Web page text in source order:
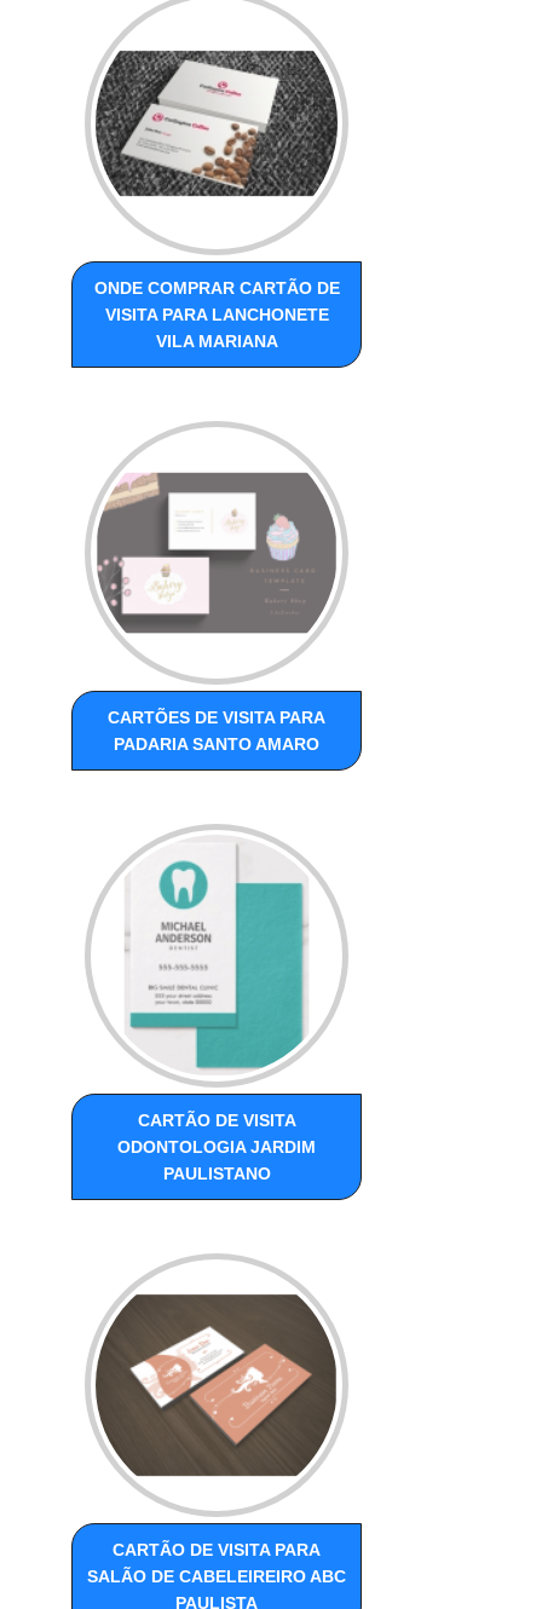
ONDE COMPRAR CARTÃO DE
VISITA PARA LANCHONETE
VILA MARIANA
CARTÕES DE VISITA PARA
PADARIA SANTO AMARO
CARTÃO DE VISITA
ODONTOLOGIA JARDIM
PAULISTANO
CARTÃO DE VISITA PARA
SALÃO DE CABELEIREIRO ABC
PAULISTA